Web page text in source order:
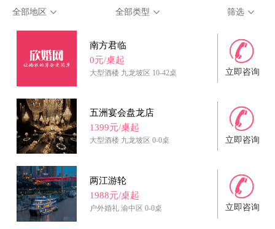
全部地区 全部类型 筛选
南方君临
0元/桌起
大型酒楼 九龙坡区 10-42桌 立即咨询
五洲宴会盘龙店
1399元/桌起
大型酒楼 九龙坡区 0-0桌 立即咨询
两江游轮
1988元/桌起
户外婚礼 渝中区 0-0桌 立即咨询